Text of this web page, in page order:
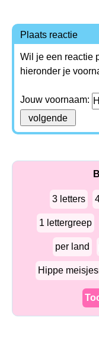
Plaats reactie
Wil je een reactie
hieronder je
Jouw voornaam:
3 letters
1 lettergreep
per land
Hippe